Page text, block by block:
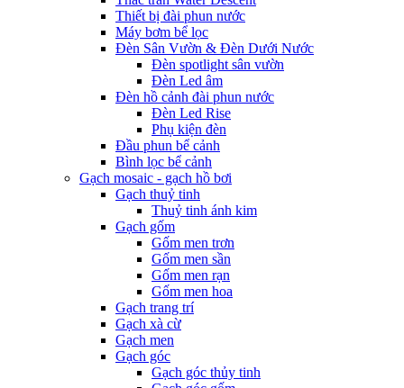
Thiết bị đài phun nước
Máy bơm bể lọc
Đèn Sân Vườn & Đèn Dưới Nước
Đèn spotlight sân vườn
Đèn Led âm
Đèn hồ cảnh đài phun nước
Đèn Led Rise
Phụ kiện đèn
Đầu phun bể cảnh
Bình lọc bể cảnh
Gạch mosaic - gạch hồ bơi
Gạch thuỷ tinh
Thuỷ tinh ánh kim
Gạch gốm
Gốm men trơn
Gốm men sần
Gốm men rạn
Gốm men hoa
Gạch trang trí
Gạch xà cừ
Gạch men
Gạch góc
Gạch góc thủy tinh